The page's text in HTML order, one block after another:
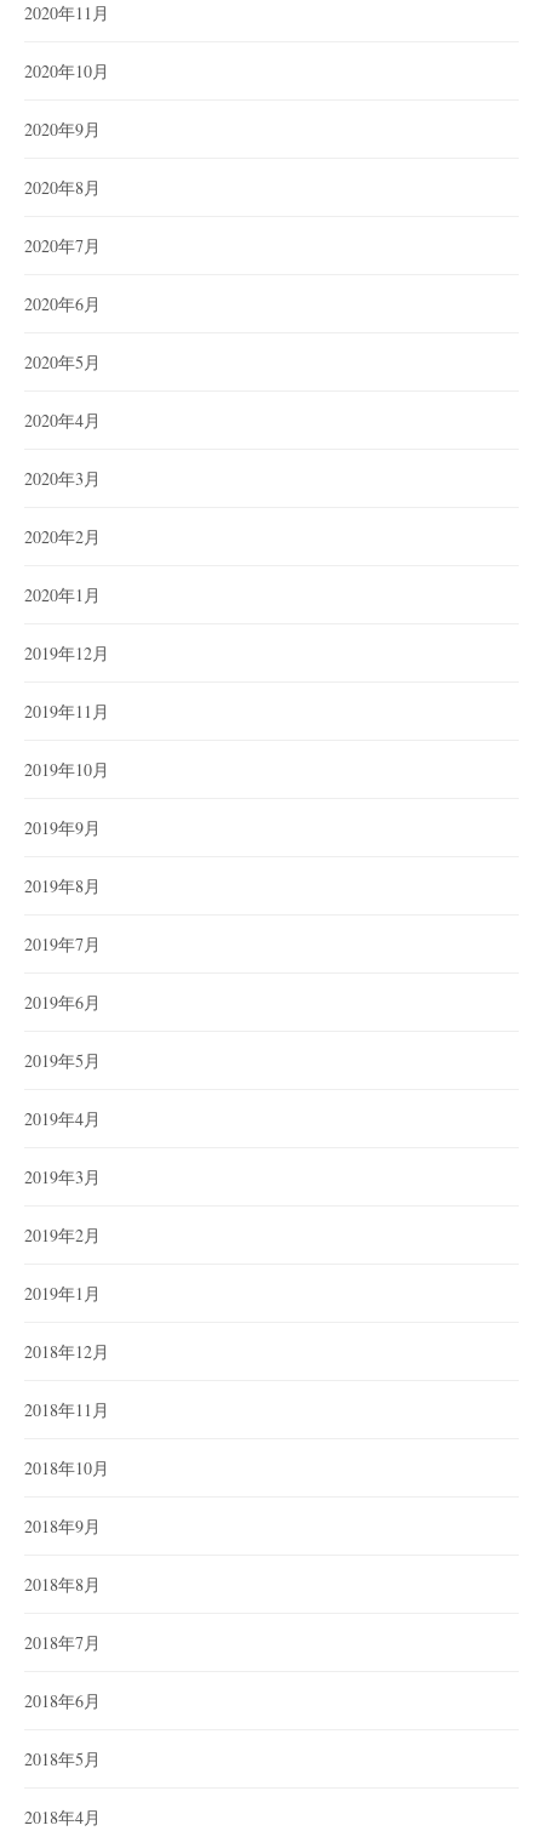
2020年11月
2020年10月
2020年9月
2020年8月
2020年7月
2020年6月
2020年5月
2020年4月
2020年3月
2020年2月
2020年1月
2019年12月
2019年11月
2019年10月
2019年9月
2019年8月
2019年7月
2019年6月
2019年5月
2019年4月
2019年3月
2019年2月
2019年1月
2018年12月
2018年11月
2018年10月
2018年9月
2018年8月
2018年7月
2018年6月
2018年5月
2018年4月